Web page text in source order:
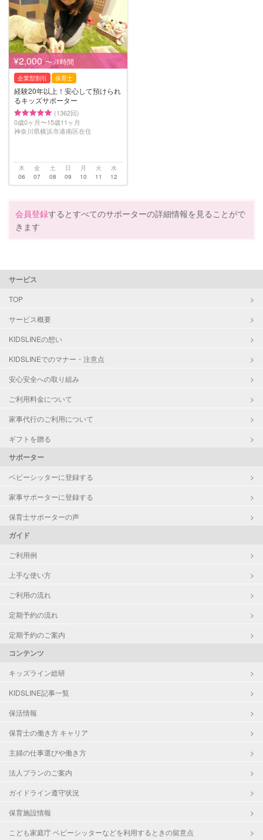
¥2,000 〜 /1時間
企業型割引 保育士
経験20年以上！安心して預けられ
るキッズサポーター
(1362回)
0歳0ヶ月〜15歳11ヶ月
神奈川県横浜市港南区在住
木
06
金
07
土
08
日
09
月
10
火
11
水
12
会員登録するとすべてのサポーターの詳細情報を見ることがで
きます
サービス
TOP
サービス概要
KIDSLINEの想い
KIDSLINEでのマナー・注意点
安心安全への取り組み
ご利用料金について
家事代行のご利用について
ギフトを贈る
サポーター
ベビーシッターに登録する
家事サポーターに登録する
保育士サポーターの声
ガイド
ご利用例
上手な使い方
ご利用の流れ
定期予約の流れ
定期予約のご案内
コンテンツ
キッズライン総研
KIDSLINE記事一覧
保活情報
保育士の働き方 キャリア
主婦の仕事選びや働き方
法人プランのご案内
ガイドライン遵守状況
保育施設情報
こども家庭庁 ベビーシッターなどを利用するときの留意点